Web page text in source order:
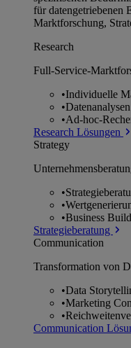
für datengetriebenen
Marktforschung,
Research
Full-Service-
•Individuelle
•Datenanalysen
•Ad-hoc-
Research Lösungen
Strategy
•
•
•Business
Strategieberatung
Communication
Transformation von
•Data
•Marketing
•
Communication